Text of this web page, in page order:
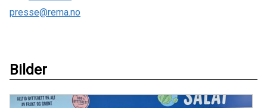
presse@rema.no
Bilder